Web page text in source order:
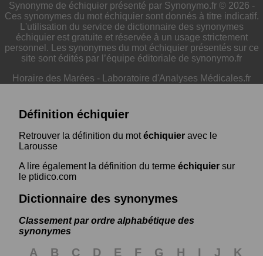
Synonyme de échiquier présenté par Synonymo.fr © 2026 -
Ces synonymes du mot échiquier sont donnés à titre indicatif.
L'utilisation du service de dictionnaire des synonymes
échiquier est gratuite et réservée à un usage strictement
personnel. Les synonymes du mot échiquier présentés sur ce
site sont édités par l’équipe éditoriale de synonymo.fr
Horaire des Marées - Laboratoire d'Analyses Médicales.fr
Définition échiquier
Retrouver la définition du motéchiquier avec le
Larousse
A lire également la définition du terme échiquier sur
le ptidico.com
Dictionnaire des synonymes
Classement par ordre alphabétique des
synonymes
A B C D E F G H I J K